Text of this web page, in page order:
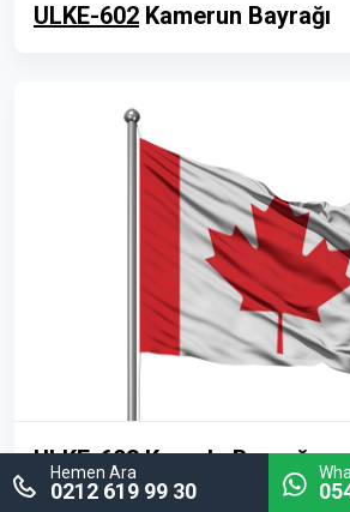
ULKE-602 Kamerun Bayrağı
ULKE-603Kanada Bayrağı
Hemen Ara
0212 619 99 30